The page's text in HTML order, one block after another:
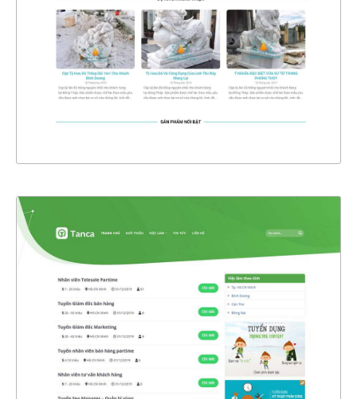
CHI TIẾT
XEM THỰC TẾ
47108